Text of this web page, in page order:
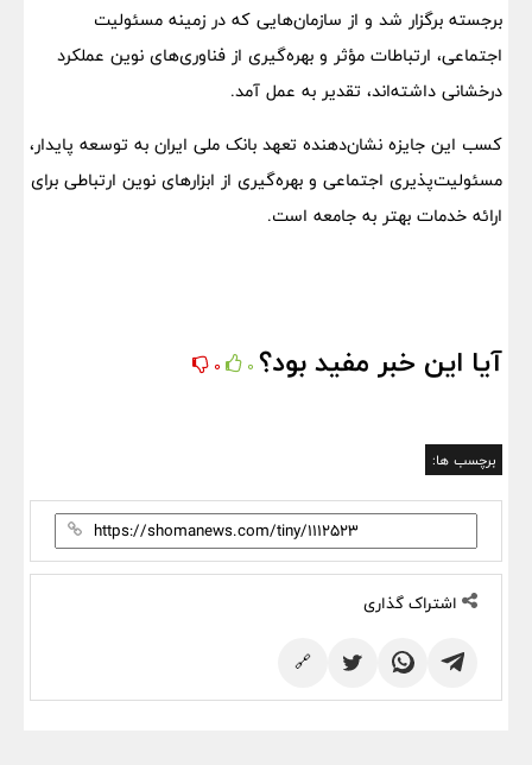
برجسته برگزار شد و از سازمان‌هایی که در زمینه مسئولیت
اجتماعی، ارتباطات مؤثر و بهره‌گیری از فناوری‌های نوین عملکرد
درخشانی داشته‌اند، تقدیر به عمل آمد.
کسب این جایزه نشان‌دهنده تعهد بانک ملی ایران به توسعه پایدار،
مسئولیت‌پذیری اجتماعی و بهره‌گیری از ابزارهای نوین ارتباطی برای
ارائه خدمات بهتر به جامعه است.
آیا این خبر مفید بود؟ 0
0
برچسب ها:
اشتراک گذاری
🔗